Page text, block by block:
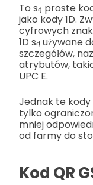
To są proste
jako kody 1D.
cyfrowych
1D są używane
szczegółów,
atrybutów,
UPC E.
Jednak te
tylko
mniej
od farmy do
Kod QR